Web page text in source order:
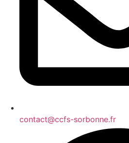
contact@ccfs-sorbonne.fr